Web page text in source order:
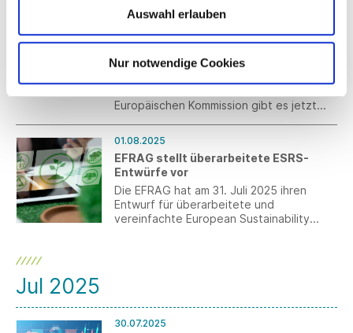
Auswahl erlauben
Nur notwendige Cookies
04.08.2025
direkt von der Europäischen
Kommission
Europäischen Kommission gibt es jetzt
01.08.2025
EFRAG stellt überarbeitete ESRS-
Entwürfe vor
Die EFRAG hat am 31. Juli 2025 ihren
Entwurf für überarbeitete und
vereinfachte European Sustainability
Jul 2025
30.07.2025